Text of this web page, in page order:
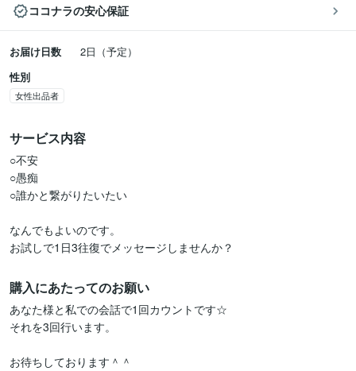
ココナラの安心保証
お届け日数
2日（予定）
性別
女性出品者
サービス内容
○不安
○愚痴
○誰かと繋がりたいたい
なんでもよいのです。
お試しで1日3往復でメッセージしませんか？
購入にあたってのお願い
あなた様と私での会話で1回カウントです☆
それを3回行います。
お待ちしております＾＾